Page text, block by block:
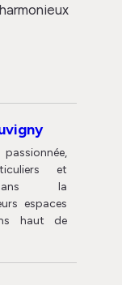
et
dans la
espaces
haut de